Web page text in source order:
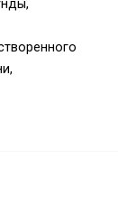
и кабель(не